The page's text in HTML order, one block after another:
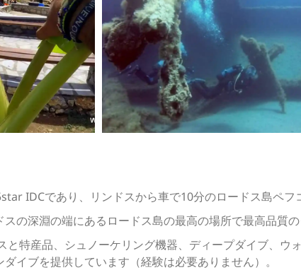
IDCであり、リンドスから車で10分のロードス島ペフ
の深淵の端にあるロードス島の最高の場所で最高品質
と特産品、シュノーケリング機器、ディープダイブ、ウ
イブを提供しています（経験は必要ありません）。